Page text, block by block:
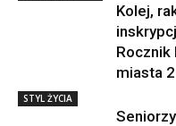
Kolej,
Rocznik
miasta
STYL ŻYCIA